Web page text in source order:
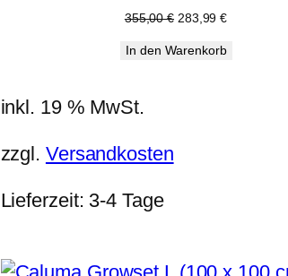
355,00€ Ursprünglicher
war:
283,99€Aktueller
ist:
In den Warenkorb
inkl. 19 % MwSt.
zzgl. Versandkosten
Lieferzeit: 3-4 Tage